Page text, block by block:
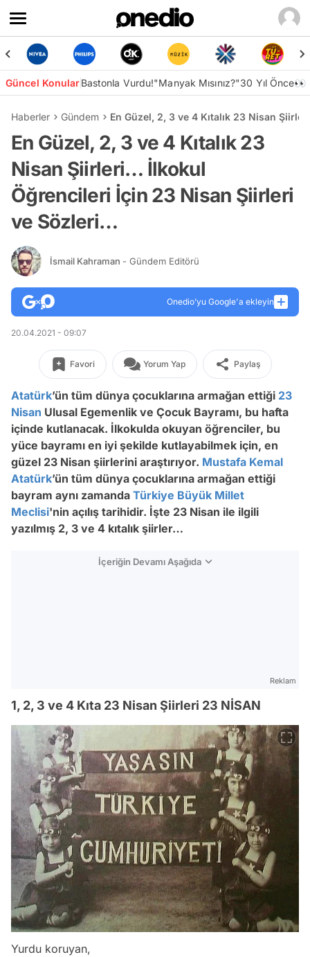
Güncel KonularBastonla Vurdu!"Manyak Mısınız?"30 Yıl Önce👀
Haberler Gündem En Güzel, 2, 3 ve 4 Kıtalık 23 Nisan
En Güzel, 2, 3 ve 4 Kıtalık 23
Nisan Şiirleri… İlkokul
Öğrencileri İçin 23 Nisan Şiirleri
ve Sözleri…
İsmail Kahraman - Gündem Editörü
Onedio’yu Google'a ekleyin
20.04.2021 - 09:07
Favori Yorum Yap Paylaş
Atatürk’ün tüm dünya çocuklarına armağan ettiği 23
Nisan Ulusal Egemenlik ve Çocuk Bayramı, bu hafta
içinde kutlanacak. İlkokulda okuyan öğrenciler, bu
yüce bayramı en iyi şekilde kutlayabilmek için, en
güzel 23 Nisan şiirlerini araştırıyor. Mustafa Kemal
Atatürk’ün tüm dünya çocuklarına armağan ettiği
bayram aynı zamanda Türkiye Büyük Millet
Meclisi'nin açılış tarihidir. İşte 23 Nisan ile ilgili
yazılmış 2, 3 ve 4 kıtalık şiirler…
İçeriğin Devamı Aşağıda
Reklam
1, 2, 3 ve 4 Kıta 23 Nisan Şiirleri 23 NİSAN
Yurdu koruyan,